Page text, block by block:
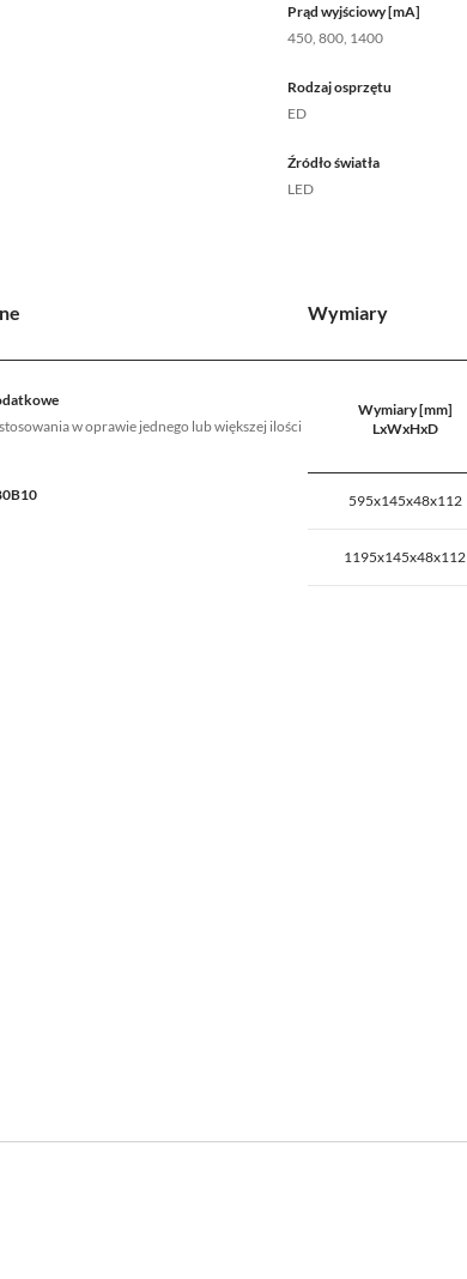
Prąd wyjściowy [mA]
450, 800, 1400
Rodzaj osprzętu
ED
Źródło światła
LED
w oprawie jednego lub większej ilości
Wymiary
Wymiary [mm]
LxWxHxD
595x145x48x112
1195x145x48x112